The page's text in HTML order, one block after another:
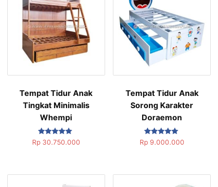
Tempat Tidur Anak
Tingkat Minimalis
Whempi
Dinilai
5.00
Rp30.750.000
Tempat Tidur Anak
Sorong Karakter
Doraemon
Dinilai
5.00
Rp9.000.000